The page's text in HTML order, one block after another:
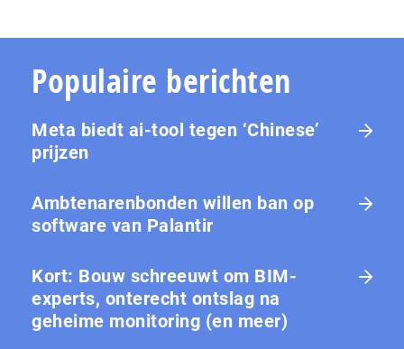
Populaire berichten
Meta biedt ai-tool tegen ‘Chinese’
prijzen
Ambtenarenbonden willen ban op
software van Palantir
Kort: Bouw schreeuwt om BIM-
experts, onterecht ontslag na
geheime monitoring (en meer)